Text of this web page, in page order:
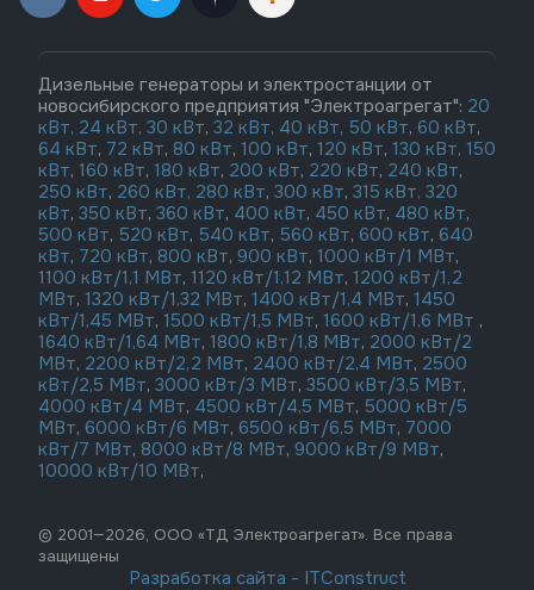
Дизельные генераторы и электростанции от
новосибирского предприятия "Электроагрегат": 20
кВт, 24 кВт, 30 кВт, 32 кВт, 40 кВт, 50 кВт, 60 кВт,
64 кВт, 72 кВт, 80 кВт, 100 кВт, 120 кВт, 130 кВт, 150
кВт, 160 кВт, 180 кВт, 200 кВт, 220 кВт, 240 кВт,
250 кВт, 260 кВт, 280 кВт, 300 кВт, 315 кВт, 320
кВт, 350 кВт, 360 кВт, 400 кВт, 450 кВт, 480 кВт,
500 кВт, 520 кВт, 540 кВт, 560 кВт, 600 кВт, 640
кВт, 720 кВт, 800 кВт, 900 кВт, 1000 кВт/1 МВт,
1100 кВт/1,1 МВт, 1120 кВт/1,12 МВт, 1200 кВт/1,2
МВт, 1320 кВт/1,32 МВт, 1400 кВт/1,4 МВт, 1450
кВт/1,45 МВт, 1500 кВт/1,5 МВт, 1600 кВт/1,6 МВт ,
1640 кВт/1,64 МВт, 1800 кВт/1,8 МВт, 2000 кВт/2
МВт, 2200 кВт/2,2 МВт, 2400 кВт/2,4 МВт, 2500
кВт/2,5 МВт, 3000 кВт/3 МВт, 3500 кВт/3,5 МВт,
4000 кВт/4 МВт, 4500 кВт/4,5 МВт, 5000 кВт/5
МВт, 6000 кВт/6 МВт, 6500 кВт/6,5 МВт, 7000
кВт/7 МВт, 8000 кВт/8 МВт, 9000 кВт/9 МВт,
10000 кВт/10 МВт,
© 2001—2026, ООО «ТД Электроагрегат». Все права
защищены
Разработка сайта - ITConstruct